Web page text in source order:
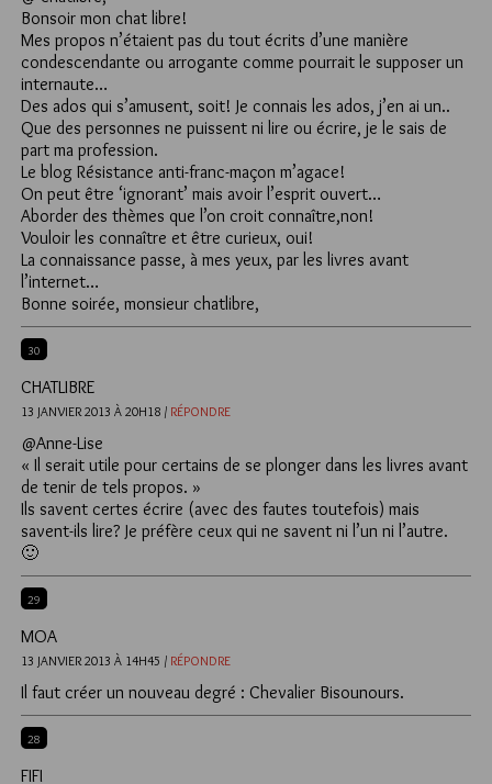
Bonsoir mon chat libre!
Mes propos n’étaient pas du tout écrits d’une manière
condescendante ou arrogante comme pourrait le supposer un
internaute…
Des ados qui s’amusent, soit! Je connais les ados, j’en ai un..
Que des personnes ne puissent ni lire ou écrire, je le sais de
part ma profession.
Le blog Résistance anti-franc-maçon m’agace!
On peut être ‘ignorant’ mais avoir l’esprit ouvert…
Aborder des thèmes que l’on croit connaître,non!
Vouloir les connaître et être curieux, oui!
La connaissance passe, à mes yeux, par les livres avant
l’internet…
Bonne soirée, monsieur chatlibre,
30
CHATLIBRE
13 JANVIER 2013 À 20H18 / RÉPONDRE
@Anne-Lise
« Il serait utile pour certains de se plonger dans les livres avant
de tenir de tels propos. »
Ils savent certes écrire (avec des fautes toutefois) mais
savent-ils lire? Je préfère ceux qui ne savent ni l’un ni l’autre.
🙂
29
MOA
13 JANVIER 2013 À 14H45 / RÉPONDRE
Il faut créer un nouveau degré : Chevalier Bisounours.
28
FIFI